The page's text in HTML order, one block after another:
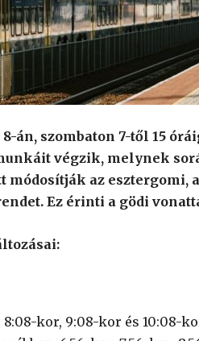
án, szombaton 7-től 15
végzik, melynek
az esztergomi, a
Ez érinti a gödi
kor, 9:08-kor és 10:08-